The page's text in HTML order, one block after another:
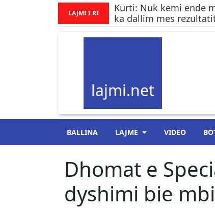
LAJMI I RI
Kurti: Nuk kemi ende
ka dallim mes
lajmi.net
BALLINA LAJME VIDEO
Dhomat e
dyshimi bie